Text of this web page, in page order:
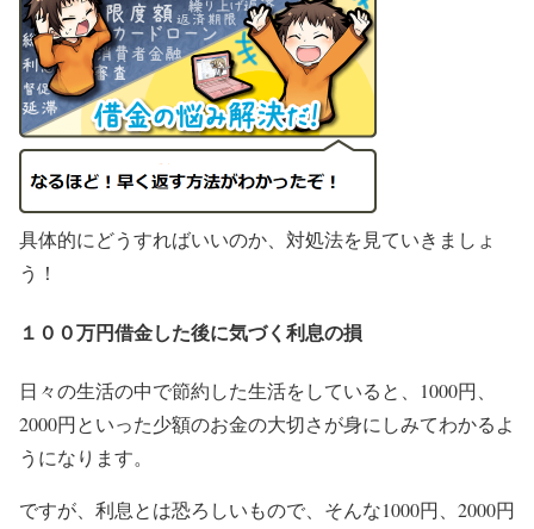
具体的にどうすればいいのか、対処法を見ていきましょ
う！
１００万円借金した後に気づく利息の損
日々の生活の中で節約した生活をしていると、1000円、
2000円といった少額のお金の大切さが身にしみてわかるよ
うになります。
ですが、利息とは恐ろしいもので、そんな1000円、2000円